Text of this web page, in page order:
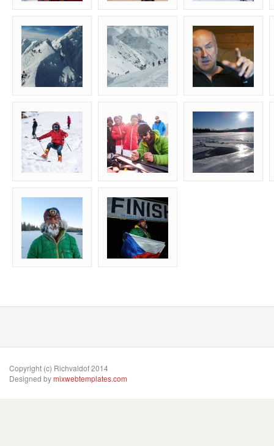
Copyright (c) Richvaldof 2014
Designed bymixwebtemplates.com